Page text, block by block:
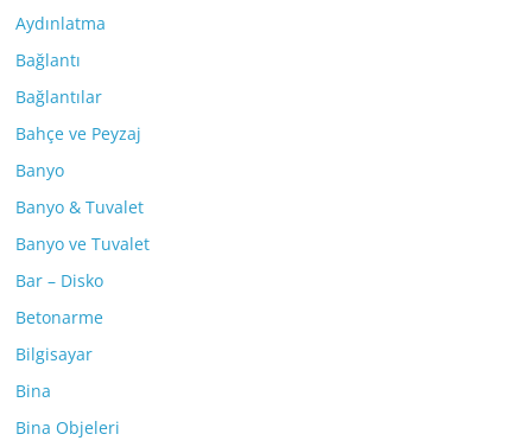
Aydınlatma
Bağlantı
Bağlantılar
Bahçe ve Peyzaj
Banyo
Banyo & Tuvalet
Banyo ve Tuvalet
Bar – Disko
Betonarme
Bilgisayar
Bina
Bina Objeleri